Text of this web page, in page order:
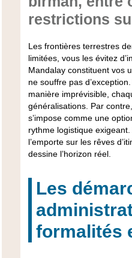
restrictions
Les frontières terrestres
limitées, vous les évitez
Mandalay constituent vos
ne souffre pas
manière imprévisible,
généralisations. Par
s’impose comme une
rythme logistique
l’emporte sur les rêves
dessine l’horizon réel.
Les
formalités